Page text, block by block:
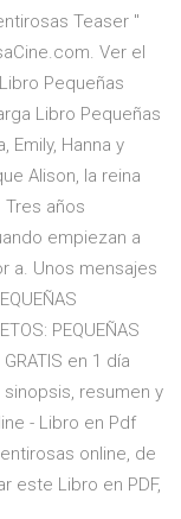
Teaser "
Ver el
Pequeñas
Libro Pequeñas
Emily, Hanna y
Alison, la reina
años
empiezan a
a. Unos mensajes
PEQUEÑAS
GRATIS en 1 día
resumen y
- Libro en Pdf
online, de
este Libro en PDF,